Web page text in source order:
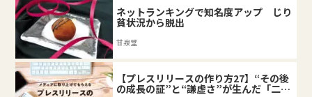
ネットランキングで知名度アップ じり
貧状況から脱出
甘泉堂
【プレスリリースの作り方27】“その後
の成長の証”と“謙虚さ”が生んだ「二匹